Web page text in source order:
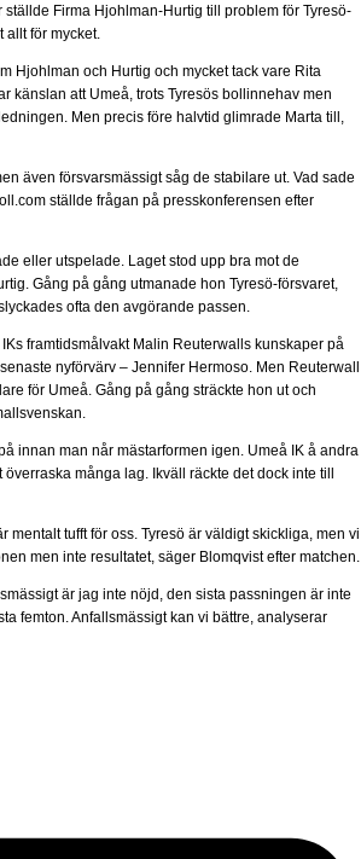
Firma Hjohlman-Hurtig till problem för Tyresö-
allt för mycket.
Hjohlman och Hurtig och mycket tack vare Rita
känslan att Umeå, trots Tyresös bollinnehav men
Men precis före halvtid glimrade Marta till,
även försvarsmässigt såg de stabilare ut. Vad sade
ställde frågan på presskonferensen efter
eller utspelade. Laget stod upp bra mot de
Gång på gång utmanade hon Tyresö-försvaret,
ofta den avgörande passen.
framtidsmålvakt Malin Reuterwalls kunskaper på
nyförvärv – Jennifer Hermoso. Men Reuterwall
för Umeå. Gång på gång sträckte hon ut och
innan man når mästarformen igen. Umeå IK å andra
många lag. Ikväll räckte det dock inte till
mentalt tufft för oss. Tyresö är väldigt skickliga, men vi
men inte resultatet, säger Blomqvist efter matchen.
är jag inte nöjd, den sista passningen är inte
femton. Anfallsmässigt kan vi bättre, analyserar